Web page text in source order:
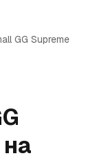
GG Supreme
на